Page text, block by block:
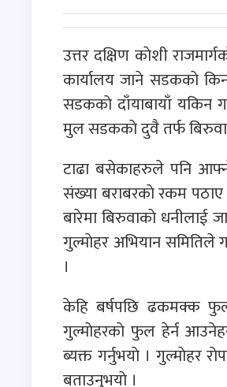
उत्तर दक्षिण काेशी
कार्यालय जाने सडककाे
सडककाे दाँयाबायाँ यकिन
मुल सडककाे दुवै तर्फ
टाढा बसेकाहरुले पनि
संख्या बराबरकाे रकम पठाए
बारेमा बिरुवाकाे धनीलाई
गुल्माेहर अभियान समितिले
।
केहि बर्षपछि ढकमक्क
गुल्माेहरकाे फुल हेर्न
ब्यक्त गर्नुभयाे । गुल्माेहर
बताउनुभयाे ।